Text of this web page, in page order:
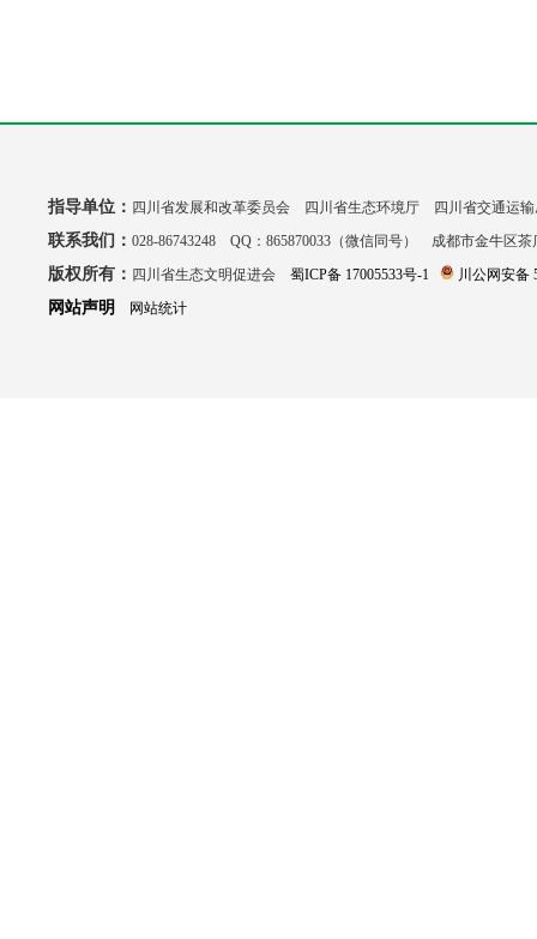
指导单位： 四川省发展和改革委员会 四川省生态环境厅 四川省交通运
联系我们： 028-86743248 QQ：865870033（微信同号） 成都市金牛区
版权所有： 四川省生态文明促进会 蜀ICP备 17005533号-1 川公网安备
网站声明 网站统计